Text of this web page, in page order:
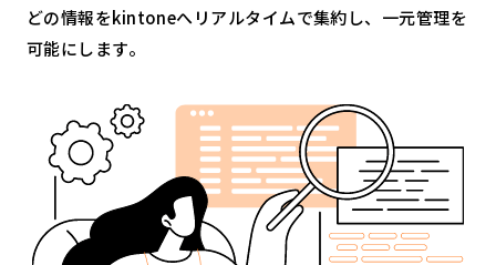
どの情報をkintoneへリアルタイムで集約し、一元管理を
可能にします。